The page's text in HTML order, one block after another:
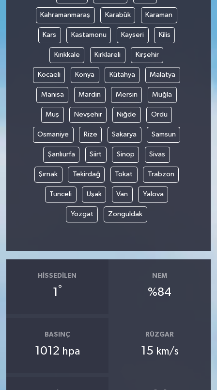
Kahramanmaraş Karabük Karaman
Kars Kastamonu Kayseri Kilis
Kırıkkale Kırklareli Kırşehir
Kocaeli Konya Kütahya Malatya
Manisa Mardin Mersin Muğla
Muş Nevşehir Niğde Ordu
Osmaniye Rize Sakarya Samsun
Şanlıurfa Siirt Sinop Sivas
Şırnak Tekirdağ Tokat Trabzon
Tunceli Uşak Van Yalova
Yozgat Zonguldak
HISSEDILEN
1 °
NEM
%84
BASINÇ
1012 hpa
RÜZGAR
15 km/s